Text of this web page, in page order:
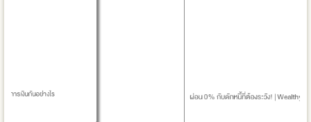
นอย่างไร
ผ่อน 0% กับดักหนี้ที่ต้องระวัง! | Wealthy No หนี้